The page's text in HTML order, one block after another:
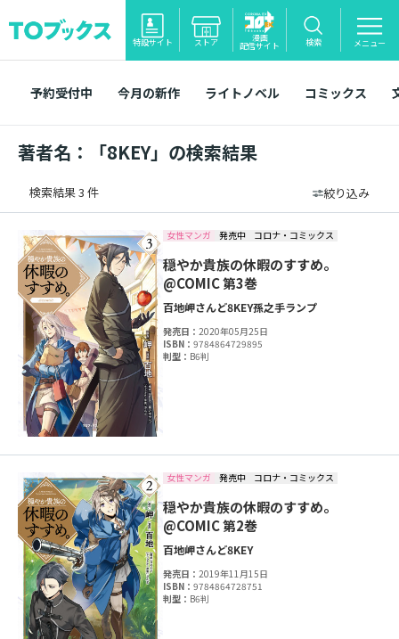
特設サイト ストア 漫画
配信サイト 検索 メニュー
予約受付中 今月の新作 ライトノベル コミックス
著者名：「8KEY」の検索結果
検索結果 3 件 絞り込み
女性マンガ 発売中 コロナ・コミックス
穏やか貴族の休暇のすすめ。
@COMIC 第3巻
百地岬さんど8KEY孫之手ランプ
発売日：2020年05月25日
ISBN：9784864729895
判型： B6判
女性マンガ 発売中 コロナ・コミックス
穏やか貴族の休暇のすすめ。
@COMIC 第2巻
百地岬さんど8KEY
発売日：2019年11月15日
ISBN：9784864728751
判型： B6判